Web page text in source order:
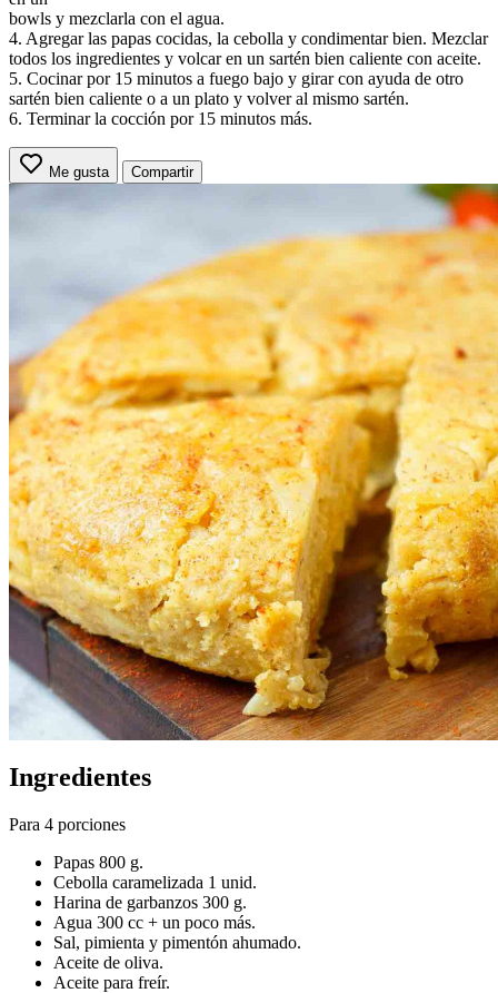
bowls y mezclarla con el agua.
4. Agregar las papas cocidas, la cebolla y condimentar bien. Mezclar
todos los ingredientes y volcar en un sartén bien caliente con aceite.
5. Cocinar por 15 minutos a fuego bajo y girar con ayuda de otro
sartén bien caliente o a un plato y volver al mismo sartén.
6. Terminar la cocción por 15 minutos más.
Me gusta Compartir
Ingredientes
Para 4 porciones
Papas 800 g.
Cebolla caramelizada 1 unid.
Harina de garbanzos 300 g.
Agua 300 cc + un poco más.
Sal, pimienta y pimentón ahumado.
Aceite de oliva.
Aceite para freír.